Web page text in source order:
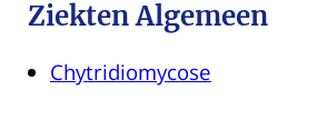
Ziekten Algemeen
Chytridiomycose